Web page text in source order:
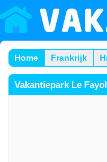
Home Frankrijk
Vakantiepark Le